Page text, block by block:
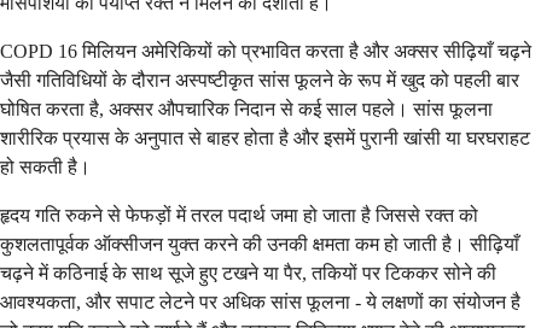
COPD 16 मिलियन अमेरिकियों को प्रभावित करता है और अक्सर सीढ़ियाँ चढ़ने
जैसी गतिविधियों के दौरान अस्पष्टीकृत सांस फूलने के रूप में खुद को पहली बार
घोषित करता है, अक्सर औपचारिक निदान से कई साल पहले। सांस फूलना
शारीरिक प्रयास के अनुपात से बाहर होता है और इसमें पुरानी खांसी या घरघराहट
हो सकती है।
हृदय गति रुकने से फेफड़ों में तरल पदार्थ जमा हो जाता है जिससे रक्त को
कुशलतापूर्वक ऑक्सीजन युक्त करने की उनकी क्षमता कम हो जाती है। सीढ़ियाँ
चढ़ने में कठिनाई के साथ सूजे हुए टखने या पैर, तकियों पर टिककर सोने की
आवश्यकता, और सपाट लेटने पर अधिक सांस फूलना - ये लक्षणों का संयोजन है